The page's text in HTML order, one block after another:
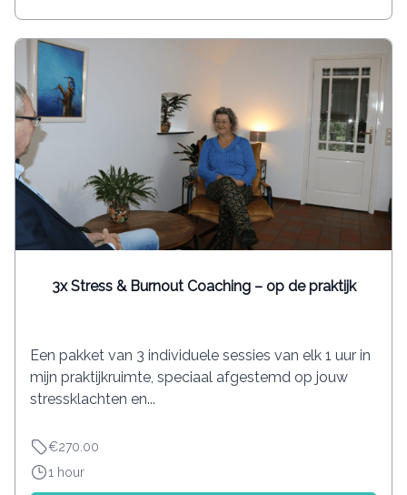
3x Stress & Burnout Coaching – op de praktijk
Een pakket van 3 individuele sessies van elk 1 uur in
mijn praktijkruimte, speciaal afgestemd op jouw
stressklachten en...
€270.00
1 hour